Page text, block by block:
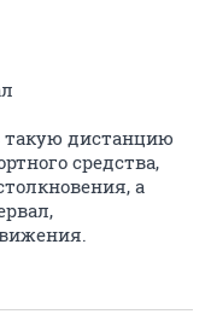
такую дистанцию
средства,
а